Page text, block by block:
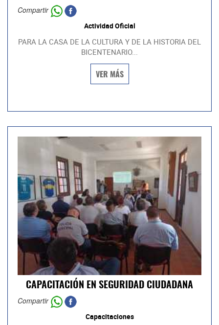
Compartir
Actividad Oficial
PARA LA CASA DE LA CULTURA Y DE LA HISTORIA DEL
BICENTENARIO...
VER MÁS
CAPACITACIÓN EN SEGURIDAD CIUDADANA
Compartir
Capacitaciones